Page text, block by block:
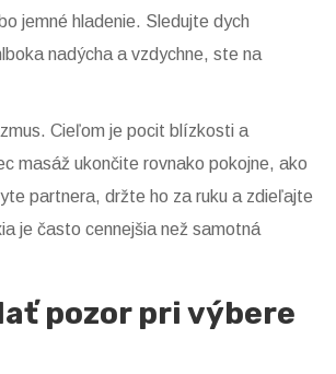
jemné hladenie. Sledujte dych
nadýcha a vzdychne, ste na
Cieľom je pocit blízkosti a
masáž ukončite rovnako pokojne, ako
partnera, držte ho za ruku a zdieľajte
je často cennejšia než samotná
pozor pri výbere